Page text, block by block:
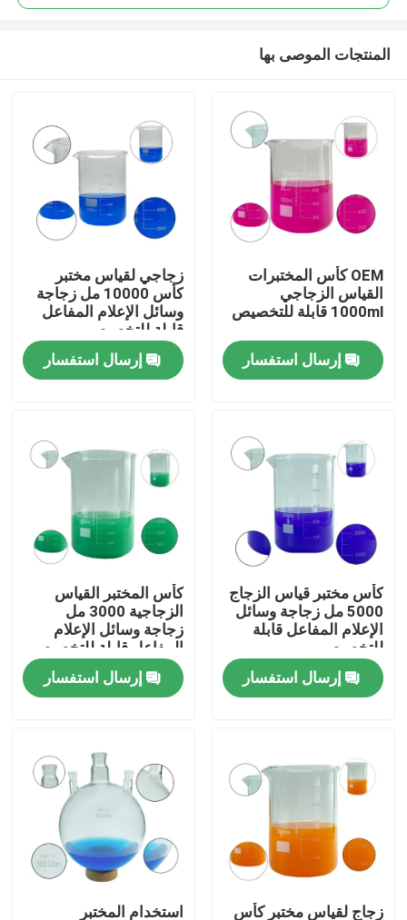
المنتجات
فيديوهات
معلومات عنا
جولة في المعمل
رقابة جودة
المواد الخام الكيميائية اليومية
المواد الكيميائية غير العضوية المواد الخام
الوسطيات الكيميائية الدقيقة
المنتجات الموصى بها
OEM كأس المختبرات
القياس الزجاجي
1000ml قابلة للتخصيص
إرسال استفسار
زجاجي لقياس مختبر
كأس 10000 مل زجاجة
وسائل الإعلام المفاعل
قابلة للتخصيص
إرسال استفسار
كأس مختبر قياس الزجاج
5000 مل زجاجة وسائل
الإعلام المفاعل قابلة
للتخصيص
إرسال استفسار
كأس المختبر القياس
الزجاجية 3000 مل
زجاجة وسائل الإعلام
المفاعل قابلة للتخصيص
إرسال استفسار
زجاج لقياس مختبر كأس استخدام المختبر